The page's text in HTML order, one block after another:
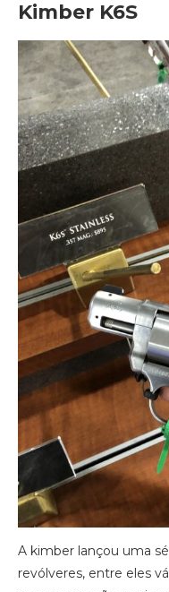
Kimber K6S
A kimber lançou uma
revólveres, entre eles